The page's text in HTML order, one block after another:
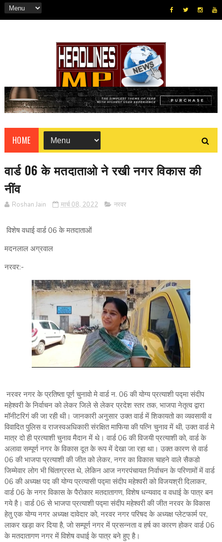
HOME
वार्ड 06 के मतदाताओ ने रखी नगर विकास की
नींव
Roshan Jain मार्च 08, 2022 नरवर
विशेष वधाई वार्ड 06 के मतदाताओं
मदनलाल अग्रवाल
नरवर:-
नरवर नगर के प्रतिष्ता पूर्ण चुनावो मे वार्ड न. 06 की योग्य प्रत्याशी पद्मा संदीप
महेश्वरी के निर्वाचन को लेकर जिले से लेकर प्रदेश स्तर तक, भाजपा नेतृत्व द्वारा
मॉनीटरिगं की जा रही थी। जानकारी अनुसार उक्त वार्ड में शिकायतो का व्यवसायी व
विवादित पुलिस व राजस्वअधिकारी संरक्षित माफिया की पत्नि चुनाव में थी, उक्त वार्ड मे
मात्र दो ही प्रत्याशी चुनाव मैदान में थे। वार्ड 06 की विजयी प्रत्याशी को, वार्ड के
अलावा सम्पूर्ण नगर के विकास दूत के रूप में देखा जा रहा था। उक्त कारण से वार्ड
06 की भाजपा प्रत्याशी की जीत को लेकर, नगर का विकास चाहने वाले सैकडो
जिम्मेवार लोग भी चिंताग्रस्त थे, लेकिन आज नगरपंचायत निर्वाचन के परिणामों में वार्ड
06 की अध्यक्ष पद की योग्य प्रत्यासी पद्मा संदीप महेश्वरी को विजयश्री दिलाकर,
वार्ड 06 के नगर विकास के पैरोकार मतदातागण, विशेष धन्यवाद व वधाई के पात्र बन
गये है। वार्ड 06 से भाजपा प्रत्याशी पद्मा संदीप महेश्वरी की जीत नरवर के विकास
हेतु एक योग्य नगर अध्यक्ष दावेदार को, नरवर नगर परिषद के अध्यक्ष प्लेटफार्म पर,
लाकर खड़ा कर दिया है, जो सम्पूर्ण नगर में प्रसन्नता व हर्ष का कारण होकर वार्ड 06
के मतदातागण नगर में विशेष वधाई के पात्र बने हुए है।